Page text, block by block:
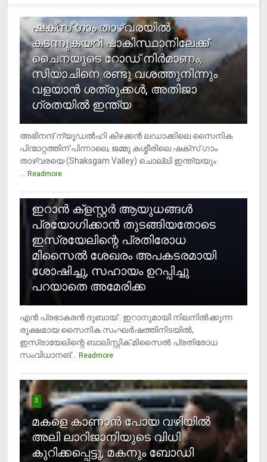
ഷക്സ് ​ഗാം താഴ്‌വരയിൽ
കടന്നുകയറി പാകിസ്ഥാനിലേക്ക്
ചൈനയുടെ റോഡ് നിർമാണം,
സിയാചിനെ രണ്ടു വശത്തുനിന്നും
വളയാൻ ശത്രുക്കൾ, അതിജാ​
ഗ്രതയിൽ ഇന്ത്യ
അഭിനന്ദ് ന്യൂഡൽഹി കിഴക്കൻ ലഡാക്കിലെ സൈനിക
പിന്മാറ്റത്തിന് പിന്നാലെ, ജമ്മു കശ്മീരിലെ ഷക്സ് ​ഗാം
താഴ്‌വരയെ (Shaksgam Valley) ചൊല്ലി ഇന്ത്യയും
Readmore
ഇറാന്‍ ക്‌ളസ്റ്റര്‍ ആയുധങ്ങള്‍
പ്രയോഗിക്കാന്‍ തുടങ്ങിയതോടെ
ഇസ്രയേലിന്റെ പ്രതിരോധ
മിസൈല്‍ ശേഖരം അപകടരമായി
ശോഷിച്ചു, സഹായം ഉറപ്പിച്ചു
പറയാതെ അമേരിക്ക
എന്‍ പ്രഭാകരന്‍ ദുബായ് : ഇറാനുമായി നിലനില്‍ക്കുന്ന
രൂക്ഷമായ സൈനിക സംഘര്‍ഷത്തിനിടയില്‍,
ഇസ്രായേലിന്റെ ബാലിസ്റ്റിക് മിസൈല്‍ പ്രതിരോധ
സംവിധാനങ്...
Readmore
3
മകളെ കാണാന്‍ പോയ വഴിയില്‍
അലി ലാറിജാനിയുടെ വിധി
കുറിക്കപ്പെട്ടു, മകനും ബോഡി